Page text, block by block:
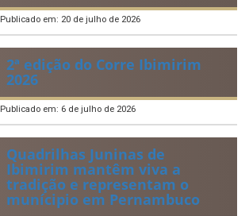
Publicado em: 20 de julho de 2026
2ª edição do Corre Ibimirim
2026
Publicado em: 6 de julho de 2026
Quadrilhas Juninas de
Ibimirim mantêm viva a
tradição e representam o
munícipio em Pernambuco